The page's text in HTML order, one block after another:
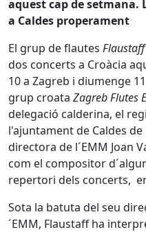
aquest cap de
a Caldes properament
El grup de flautes Flaustaff
dos concerts a Croàcia
10 a Zagreb i diumenge
grup croata Zagreb Flutes
delegació calderina, el
l'ajuntament de Caldes
directora de l´EMM Joan
com el compositor
repertori dels concerts,
Sota la batuta del seu
´EMM, Flaustaff ha